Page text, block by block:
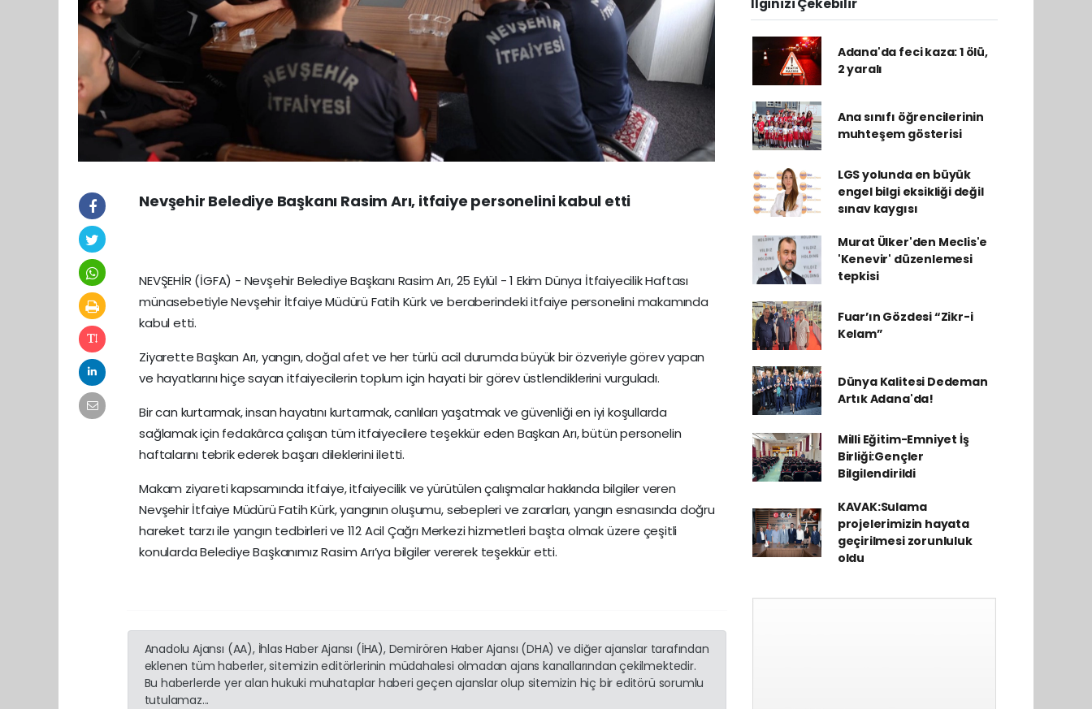
Nevşehir Belediye Başkanı Rasim Arı, itfaiye personelini kabul etti
NEVŞEHİR (İGFA) - Nevşehir Belediye Başkanı Rasim Arı, 25 Eylül - 1 Ekim Dünya İtfaiyecilik Haftası
münasebetiyle Nevşehir İtfaiye Müdürü Fatih Kürk ve beraberindeki itfaiye personelini makamında
kabul etti.
Ziyarette Başkan Arı, yangın, doğal afet ve her türlü acil durumda büyük bir özveriyle görev yapan
ve hayatlarını hiçe sayan itfaiyecilerin toplum için hayati bir görev üstlendiklerini vurguladı.
Bir can kurtarmak, insan hayatını kurtarmak, canlıları yaşatmak ve güvenliği en iyi koşullarda
sağlamak için fedakârca çalışan tüm itfaiyecilere teşekkür eden Başkan Arı, bütün personelin
haftalarını tebrik ederek başarı dileklerini iletti.
Makam ziyareti kapsamında itfaiye, itfaiyecilik ve yürütülen çalışmalar hakkında bilgiler veren
Nevşehir İtfaiye Müdürü Fatih Kürk, yangının oluşumu, sebepleri ve zararları, yangın esnasında doğru
hareket tarzı ile yangın tedbirleri ve 112 Acil Çağrı Merkezi hizmetleri başta olmak üzere çeşitli
konularda Belediye Başkanımız Rasim Arı’ya bilgiler vererek teşekkür etti.
Anadolu Ajansı (AA), İhlas Haber Ajansı (İHA), Demirören Haber Ajansı (DHA) ve diğer ajanslar tarafından
eklenen tüm haberler, sitemizin editörlerinin müdahalesi olmadan ajans kanallarından çekilmektedir.
Bu haberlerde yer alan hukuki muhataplar haberi geçen ajanslar olup sitemizin hiç bir editörü sorumlu
tutulamaz...
İlginizi Çekebilir
Adana'da feci kaza: 1 ölü,
2 yaralı
Ana sınıfı öğrencilerinin
muhteşem gösterisi
LGS yolunda en büyük
engel bilgi eksikliği değil
sınav kaygısı
Murat Ülker'den Meclis'e
'Kenevir' düzenlemesi
tepkisi
Fuar’ın Gözdesi “Zikr-i
Kelam”
Dünya Kalitesi Dedeman
Artık Adana'da!
Milli Eğitim-Emniyet İş
Birliği:Gençler
Bilgilendirildi
KAVAK:Sulama
projelerimizin hayata
geçirilmesi zorunluluk
oldu